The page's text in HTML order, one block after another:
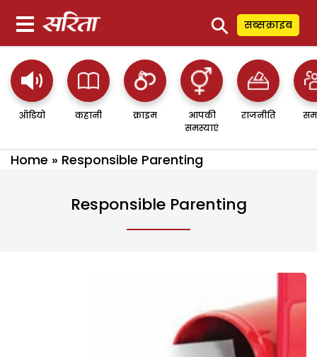
⚲ सब्सक्राइब
ऑडियो कहानी क्राइम
आपकी
समस्याएं
राजनीति
Home » Responsible Parenting
Responsible Parenting